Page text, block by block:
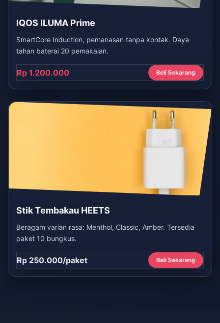
IQOS ILUMA Prime
SmartCore Induction, pemanasan tanpa kontak. Daya
tahan baterai 20 pemakaian.
Rp 1.200.000 Beli Sekarang
Stik Tembakau HEETS
Beragam varian rasa: Menthol, Classic, Amber. Tersedia
paket 10 bungkus.
Rp 250.000/paket Beli Sekarang